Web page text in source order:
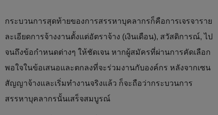
กระบวนการสุดท้ายของการสรรหาบุคลากรก็คือการเจรจาราย
ละเอียดการจ้างงานตั้งแต่อัตราจ้าง (เงินเดือน), สวัสดิการณ์, ไป
จนถึงข้อกำหนดต่างๆ ให้ชัดเจน หากผู้สมัครที่ผ่านการคัดเลือก
พอใจในข้อเสนอและตกลงที่จะร่วมงานกับองค์กร หลังจากเซน
สัญญาจ้างและเริ่มทำงานจริงแล้ว ก็จะถือว่ากระบวนการ
สรรหาบุคลากรนั้นเสร็จสมบูรณ์